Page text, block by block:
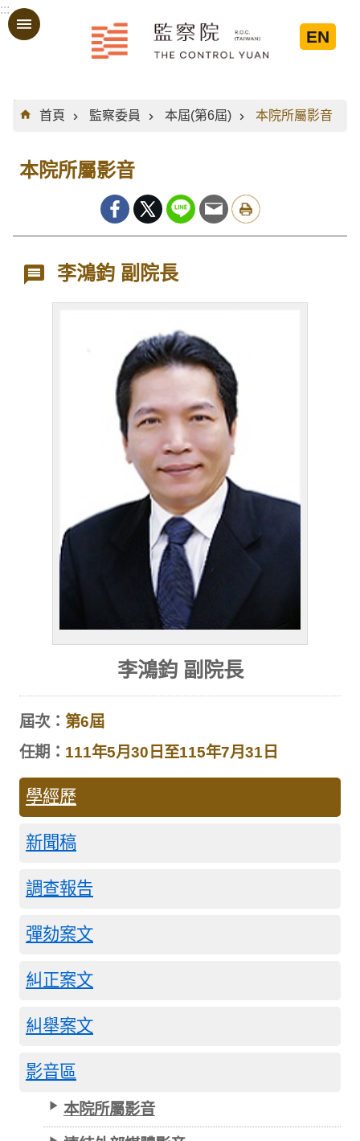
跳到主要內容區塊
:::
EN
:::
首頁
監察委員 本屆(第6屆) 本院所屬影音
本院所屬影音
李鴻鈞 副院長
李鴻鈞 副院長
屆次： 第6屆
任期： 111年5月30日至115年7月31日
學經歷
新聞稿
調查報告
彈劾案文
糾正案文
糾舉案文
影音區
本院所屬影音